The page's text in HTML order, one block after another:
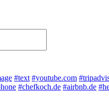
#text #youtube.com
#chefkoch.de #airbnb.de